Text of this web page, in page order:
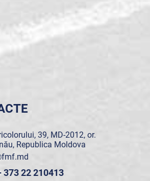
39, MD-2012, or.
Republica Moldova
373 22 210413